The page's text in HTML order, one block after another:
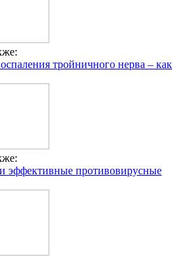
тройничного нерва – как
эффективные противовирусные